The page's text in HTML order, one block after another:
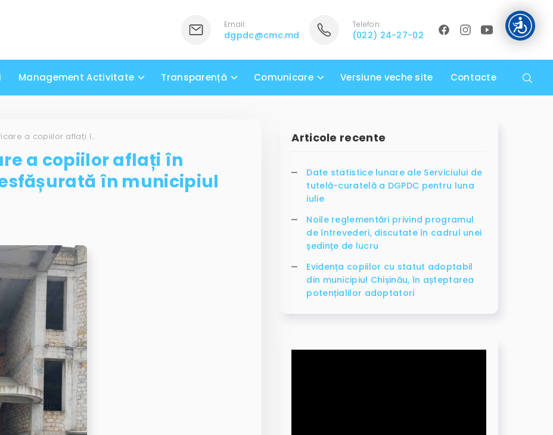
Email:
dgpdc@cmc.md
Telefon:
(022) 24-27-02
Management Activitate Transparență Comunicare Versiune veche site Contacte
Acțiune de identificare a copiilor aflați în situație de stradă, desfășurată în municipiul Chișinău
a copiilor aflați în
în municipiul
Articole recente
Date statistice lunare ale Serviciului de
tutelă-curatelă a DGPDC pentru luna
iulie
Noile reglementări privind programul
de întrevederi, discutate în cadrul unei
ședințe de lucru
Evidența copiilor cu statut adoptabil
din municipiul Chișinău, în așteptarea
potențialilor adoptatori